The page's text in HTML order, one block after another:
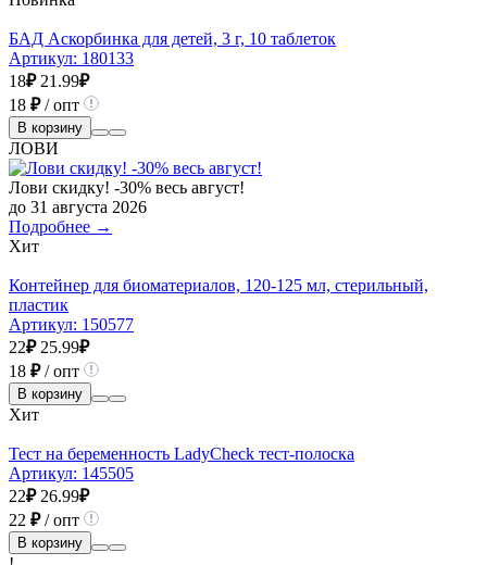
БАД Аскорбинка для детей, 3 г, 10 таблеток
Артикул: 180133
18₽ 21.99₽
18 ₽/ опт
В корзину
ЛОВИ
Лови скидку! -30% весь август!
до 31 августа 2026
Подробнее →
Хит
Контейнер для биоматериалов, 120-125 мл, стерильный,
пластик
Артикул: 150577
22₽ 25.99₽
18 ₽/ опт
В корзину
Хит
Тест на беременность LadyCheck тест-полоска
Артикул: 145505
22₽ 26.99₽
22 ₽/ опт
В корзину